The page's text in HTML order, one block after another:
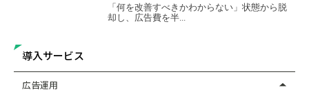
「何を改善すべきかわからない」状態から脱
却し、広告費を半...
導入サービス
広告運用